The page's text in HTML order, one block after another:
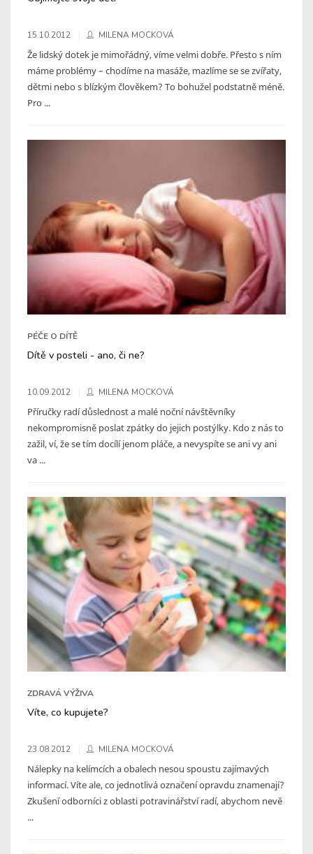
15.10.2012 MILENA MOCKOVÁ
Že lidský dotek je mimořádný, víme velmi dobře. Přesto s ním
máme problémy – chodíme na masáže, mazlíme se se zvířaty,
dětmi nebo s blízkým člověkem? To bohužel podstatně méně.
Pro ...
PÉČE O DÍTĚ
Dítě v posteli - ano, či ne?
10.09.2012 MILENA MOCKOVÁ
Příručky radí důslednost a malé noční návštěvníky
nekompromisně poslat zpátky do jejich postýlky. Kdo z nás to
zažil, ví, že se tím docílí jenom pláče, a nevyspíte se ani vy ani
va ...
ZDRAVÁ VÝŽIVA
Víte, co kupujete?
23.08.2012 MILENA MOCKOVÁ
Nálepky na kelímcích a obalech nesou spoustu zajímavých
informací. Víte ale, co jednotlivá označení opravdu znamenají?
Zkušení odborníci z oblasti potravinářství radí, abychom nevě
...